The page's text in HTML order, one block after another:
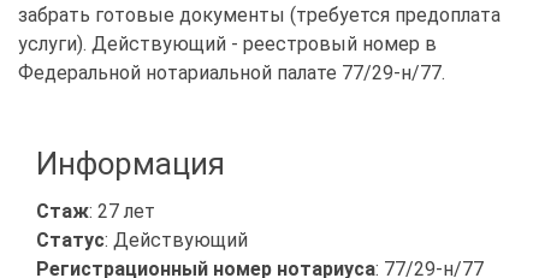
забрать готовые документы (требуется предоплата
услуги). Действующий - реестровый номер в
Федеральной нотариальной палате 77/29-н/77.
Информация
Стаж: 27 лет
Статус: Действующий
Регистрационный номер нотариуса: 77/29-н/77